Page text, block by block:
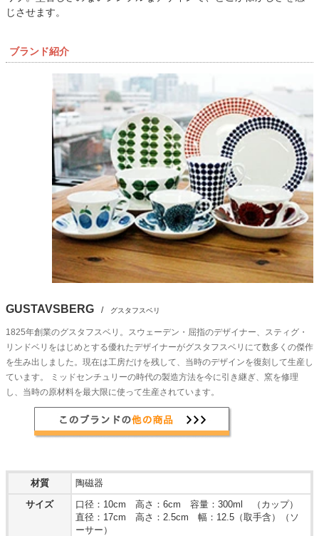
じさせます。
ブランド紹介
GUSTAVSBERG / グスタフスベリ
1825年創業のグスタフスベリ。スウェーデン・屈指のデザイナー、スティグ・
リンドベリをはじめとする優れたデザイナーがグスタフスベリにて数多くの傑作
を生み出しました。現在は工房だけを残して、当時のデザインを復刻して生産し
ています。 ミッドセンチュリーの時代の製造方法を今に引き継ぎ、窯を修理
し、当時の原材料を最大限に使って生産されています。
材質
陶磁器
サイズ
口径：10cm 高さ：6cm 容量：300ml （カップ）
直径：17cm 高さ：2.5cm 幅：12.5（取手含）（ソ
ーサー）